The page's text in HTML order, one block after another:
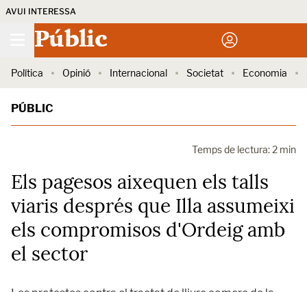
AVUI INTERESSA
Públic
Política Opinió Internacional Societat Economia
PÚBLIC
Temps de lectura: 2 min
Els pagesos aixequen els talls
viaris després que Illa assumeixi
els compromisos d'Ordeig amb
el sector